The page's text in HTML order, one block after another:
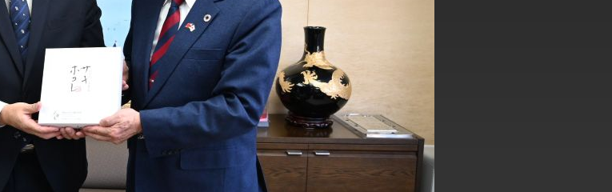
結合作方能守護繁榮
外交部長林佳龍出席《台灣光華雜誌》50週年慶「見證蛻變，分享世界的光華」開幕式，期許數位轉 型迎向下個50年
略方向 盼與民主夥伴共同引領 下一個世代的繁榮
籲深化台印尼半導體供應鏈合作